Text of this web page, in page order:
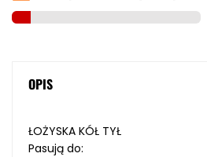
OPIS
ŁOŻYSKA KÓŁ TYŁ
Pasują do: